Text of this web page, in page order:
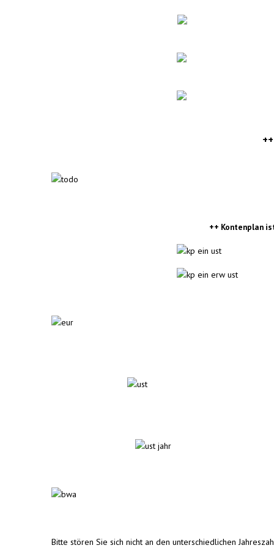
++ Kontenplan
Bitte stören Sie sich nicht an den unterschiedlichen